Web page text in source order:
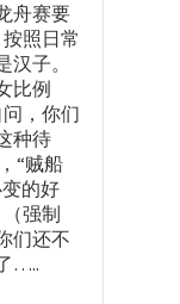
舟赛要
照日常
子。
比例
，你们
种待
“贼船
的好
强制
们还不
…..